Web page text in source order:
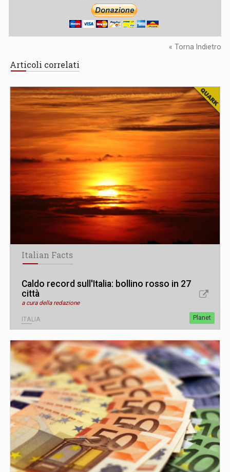
« Torna Indietro
Articoli correlati
Italian Facts
Caldo record sull'Italia: bollino rosso in 27
città
a cura della redazione
ITALIA Planet